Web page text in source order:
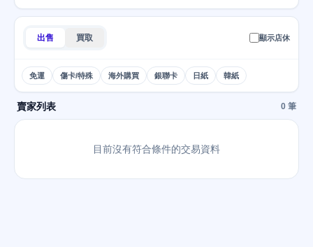
出售 買取 顯示店休
免運 傷卡/特殊 海外購買 銀聯卡 日紙 韓紙
賣家列表 0 筆
目前沒有符合條件的交易資料